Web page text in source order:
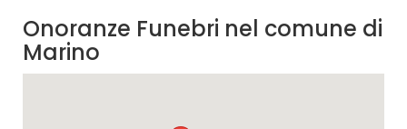
Onoranze Funebri nel comune di
Marino